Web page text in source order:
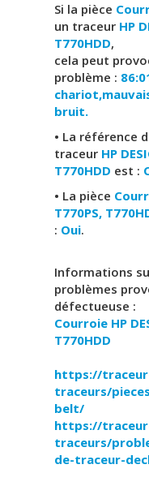
Si la pièce
un traceur HP
T770HDD,
cela peut
problème :
bruit.
• La référence
traceur HP
T770HDD est :
• La pièce
T770PS,
: Oui.
Informations
problèmes
défectueuse :
Courroie HP
T770HDD
https://
traceurs/
belt/
https://
traceurs/
de-traceur-